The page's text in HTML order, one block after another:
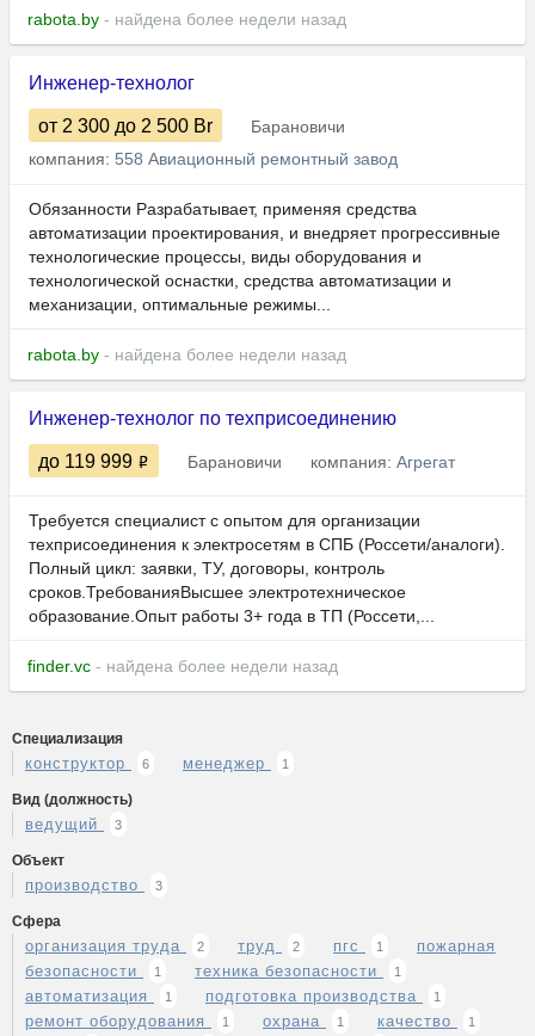
rabota.by - найдена более недели назад
Инженер-технолог
от 2 300 до 2 500 Br
Барановичи
компания: 558 Авиационный ремонтный завод
Обязанности Разрабатывает, применяя средства
автоматизации проектирования, и внедряет прогрессивные
технологические процессы, виды оборудования и
технологической оснастки, средства автоматизации и
механизации, оптимальные режимы...
rabota.by - найдена более недели назад
Инженер-технолог по техприсоединению
до 119 999 Барановичи компания: Агрегат
Требуется специалист с опытом для организации
техприсоединения к электросетям в СПБ (Россети/аналоги).
Полный цикл: заявки, ТУ, договоры, контроль
сроков.ТребованияВысшее электротехническое
образование.Опыт работы 3+ года в ТП (Россети,...
finder.vc - найдена более недели назад
Специализация
конструктор 6 менеджер 1
Вид (должность)
ведущий 3
Объект
производство 3
Сфера
организация труда 2 труд 2 пгс 1
пожарная
безопасности
1 техника безопасности 1
автоматизация 1 подготовка производства 1
ремонт оборудования 1 охрана 1 качество 1